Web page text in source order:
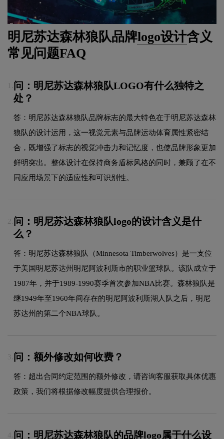
明尼苏达森林狼队品牌logo设计含义
常见问题FAQ
问：明尼苏达森林狼队LOGO有什么独特之
处？
答：明尼苏达森林狼队品牌标志的最大特色在于明尼苏达森林
狼队的设计运用，这一视觉元素与品牌运动体育属性紧密结
合，既增强了标志的视觉冲击力和记忆度，也使品牌形象更加
鲜明突出。整体设计在保持商务盾标风格的同时，兼顾了在不
同应用场景下的适应性和可识别性。
2. 问：明尼苏达森林狼队logo的设计含义是什
么？
答：明尼苏达森林狼队（Minnesota Timberwolves）是一支位
于美国明尼苏达州明尼阿波利斯市的职业篮球队。该队成立于
1987年，并于1989-1990赛季首次参加NBA比赛。森林狼队是
继1949年至1960年间存在的明尼阿波利斯湖人队之后，明尼
苏达州的第二个NBA球队。
3. 问：额外修改如何收费？
答：超出合同约定范围的额外修改，请咨询客服获取具体优惠
政策，我们将根据修改幅度提供合理报价。
4. 问：明尼苏达森林狼队的品牌logo属于什么设